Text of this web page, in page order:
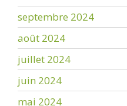
septembre 2024
août 2024
juillet 2024
juin 2024
mai 2024